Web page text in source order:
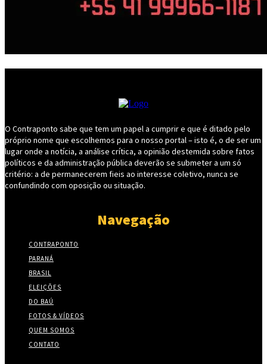
O Contraponto sabe que tem um papel a cumprir e que é ditado pelo
próprio nome que escolhemos para o nosso portal – isto é, o de ser um
lugar onde a notícia, a análise crítica, a opinião destemida sobre fatos
políticos e da administração pública deverão se submeter a um só
critério: a de permanecerem fieis ao interesse coletivo, nunca se
confundindo com oposição ou situação.
Navegação
CONTRAPONTO
PARANÁ
BRASIL
ELEIÇÕES
DO BAÚ
FOTOS & VÍDEOS
QUEM SOMOS
CONTATO